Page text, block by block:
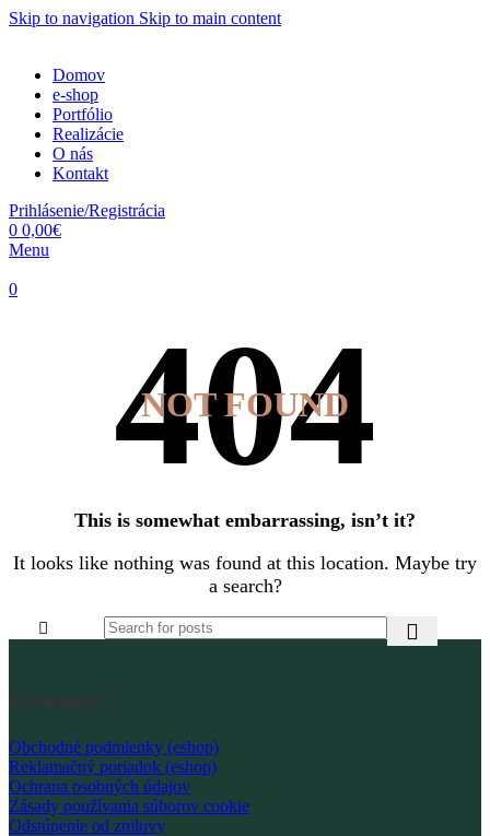
Skip to navigation Skip to main content
Domov
e-shop
Portfólio
Realizácie
O nás
Kontakt
Prihlásenie/Registrácia
0 0,00€
Menu
0
NOT FOUND
This is somewhat embarrassing, isn’t it?
It looks like nothing was found at this location. Maybe try
a search?
PODMIENKY
Obchodné podmienky (eshop)
Reklamačný poriadok (eshop)
Ochrana osobných údajov
Zásady používania súborov cookie
Odstúpenie od zmluvy